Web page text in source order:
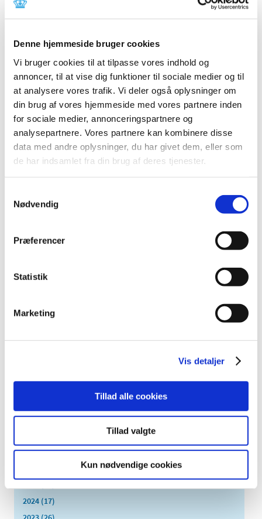
Denne hjemmeside bruger cookies
Vi bruger cookies til at tilpasse vores indhold og
annoncer, til at vise dig funktioner til sociale medier og til
at analysere vores trafik. Vi deler også oplysninger om
din brug af vores hjemmeside med vores partnere inden
for sociale medier, annonceringspartnere og
analysepartnere. Vores partnere kan kombinere disse
data med andre oplysninger, du har givet dem, eller som
de har indsamlet fra din brug af deres tjenester.
Nødvendig
Præferencer
Statistik
Marketing
Vis detaljer
Tillad alle cookies
Tillad valgte
Kun nødvendige cookies
Medicintilskudsnævnet
|11. maj 2020|
forbrugerinteresser. Da det siddende medlems periode
Pravafenix får ikke generelt klausuleret
tilskud
|13. marts 2020|
Lægemiddelstyrelsen har besluttet, at Pravafenix med
indhold af pravastatin og fenofibrat ikke skal have …
Intrarosa får ikke generelt eller generelt
klausuleret tilskud
|21. februar 2020
Lægemiddelstyrelsen har besluttet, at Intrarosa med
generelt tilskud
mod knogleskørhed generelt eller generelt klausuleret
TID
2024 (17)